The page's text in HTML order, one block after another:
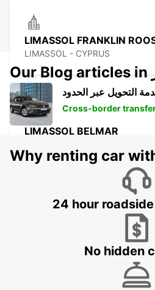
LIMASSOL FRANKLIN
LIMASSOL - CYPRUS
LIMASSOL BELMAR
التحويل عبر الحدود
Cross-border
Why renting car
24 hour
No hidden